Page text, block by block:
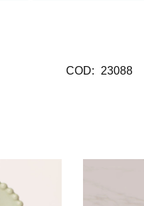
COD: 23088